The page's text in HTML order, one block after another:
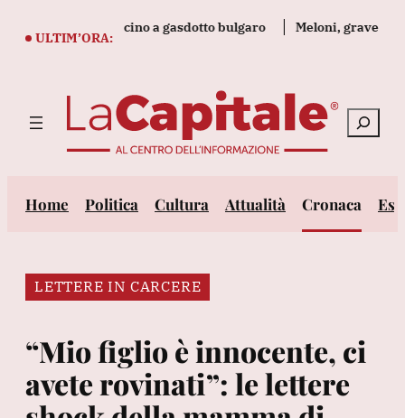
ULTIM’ORA:
esplode vicino a gasdotto bulgaro Meloni, grave e
Cerca
Home Politica Cultura Attualità Cronaca
LETTERE IN CARCERE
“Mio figlio è innocente, ci
avete rovinati”: le lettere